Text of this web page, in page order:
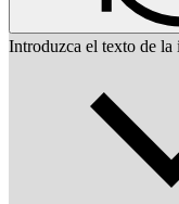
Introduzca el texto de la